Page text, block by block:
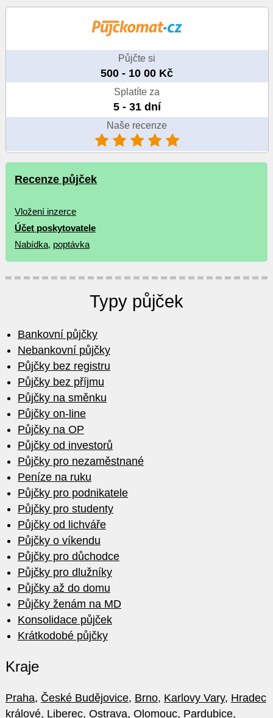
Půjčte si
500 - 10 00 Kč
Splatíte za
5 - 31 dní
Naše recenze
Recenze půjček
Vložení inzerce
Účet poskytovatele
Nabídka, poptávka
Typy půjček
Bankovní půjčky
Nebankovní půjčky
Půjčky bez registru
Půjčky bez příjmu
Půjčky na směnku
Půjčky on-line
Půjčky na OP
Půjčky od investorů
Půjčky pro nezaměstnané
Peníze na ruku
Půjčky pro podnikatele
Půjčky pro studenty
Půjčky od lichváře
Půjčky o víkendu
Půjčky pro důchodce
Půjčky pro dlužníky
Půjčky až do domu
Půjčky ženám na MD
Konsolidace půjček
Krátkodobé půjčky
Kraje
Praha, České Budějovice, Brno, Karlovy Vary, Hradec
králové, Liberec, Ostrava, Olomouc, Pardubice,